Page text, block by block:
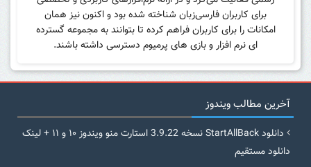
برای کاربران فارسی‌زبان شناخته شده بود و اکنون نیز همان
امکانات را برای کاربران فراهم کرده تا بتوانند به مجموعه گسترده
ای نرم افزار و بازی های پرمیوم دسترسی داشته باشند.
آخرین مطالب ویندوز
دانلود StartAllBack نسخه 3.9.22 استارت منو ویندوز ۱۰ و ۱۱ + لینک
دانلود مستقیم